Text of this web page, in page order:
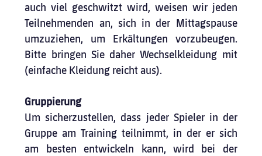
auch viel geschwitzt wird, weisen wir jeden
Teilnehmenden an, sich in der Mittagspause
umzuziehen, um Erkältungen vorzubeugen.
Bitte bringen Sie daher Wechselkleidung mit
(einfache Kleidung reicht aus).
Gruppierung
Um sicherzustellen, dass jeder Spieler in der
Gruppe am Training teilnimmt, in der er sich
am besten entwickeln kann, wird bei der